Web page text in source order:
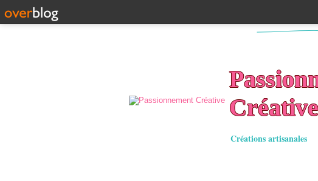
Créative
Créations artisanales